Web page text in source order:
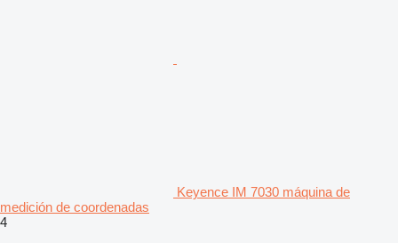
Keyence IM 7030 máquina de
medición de coordenadas
4